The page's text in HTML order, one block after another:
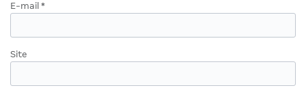
E-mail *
Site